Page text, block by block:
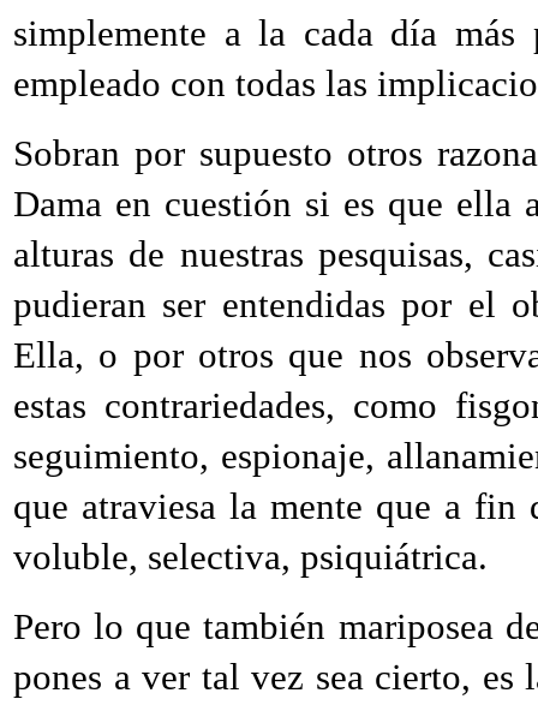
simplemente a la cada día más
empleado con todas las
Sobran por supuesto otros
Dama en cuestión si es que
alturas de nuestras pesquisas,
pudieran ser entendidas por el
Ella, o por otros que nos
estas contrariedades, como
seguimiento, espionaje,
que atraviesa la mente que a fin
voluble, selectiva, psiquiátrica.
Pero lo que también mariposea
pones a ver tal vez sea cierto, es